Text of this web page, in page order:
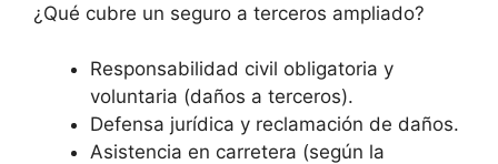
¿Qué cubre un seguro a terceros ampliado?
Responsabilidad civil obligatoria y
voluntaria (daños a terceros).
Defensa jurídica y reclamación de daños.
Asistencia en carretera (según la